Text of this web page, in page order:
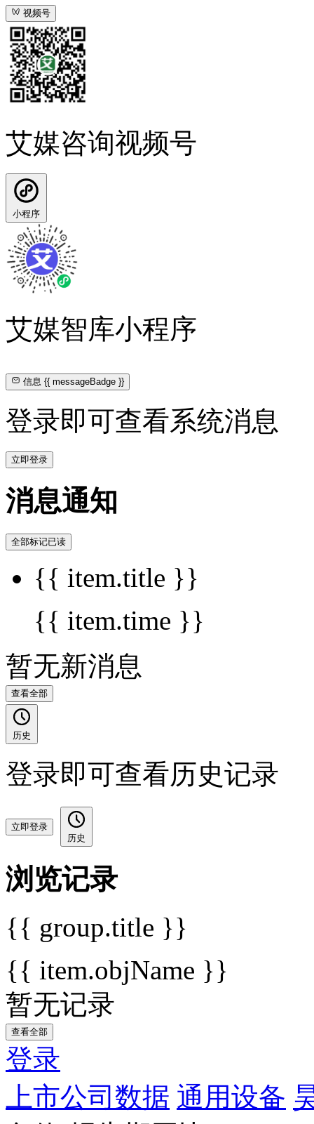
视频号
艾媒咨询视频号
小程序
艾媒智库小程序
信息{{ messageBadge }}
登录即可查看系统消息
立即登录
消息通知
全部标记已读
{{ item.title }}
{{ item.time }}
暂无新消息
查看全部
历史
登录即可查看历史记录
立即登录
历史
浏览记录
{{ group.title }}
{{ item.objName }}
暂无记录
查看全部
登录
上市公司数据 通用设备